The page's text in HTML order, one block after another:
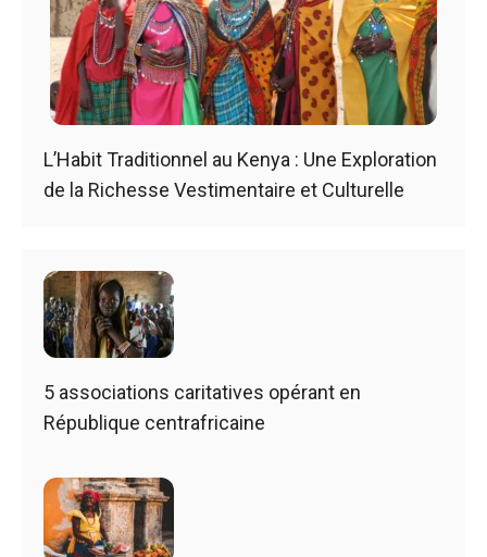
L’Habit Traditionnel au Kenya : Une Exploration
de la Richesse Vestimentaire et Culturelle
5 associations caritatives opérant en
République centrafricaine